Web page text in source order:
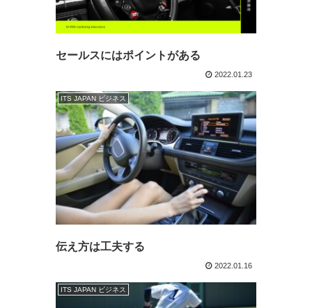
セールスにはポイントがある
2022.01.23
ITS JAPAN ビジネス
伝え方は工夫する
2022.01.16
ITS JAPAN ビジネス